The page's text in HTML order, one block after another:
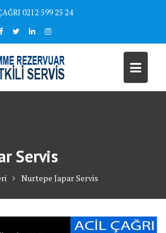
0212 599 25 24
Servis
Nurtepe Japar Servis